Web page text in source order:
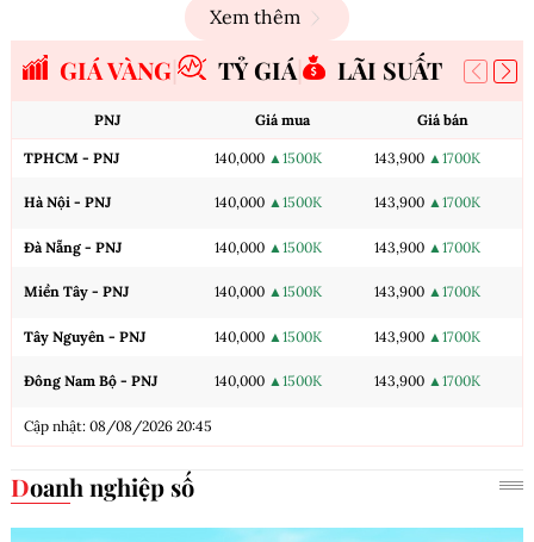
Xem thêm
GIÁ VÀNG TỶ GIÁ LÃI SUẤT
PNJ Giá mua Giá bán
TPHCM - PNJ 140,000 ▲1500K 143,900 ▲1700K
Hà Nội - PNJ 140,000 ▲1500K 143,900 ▲1700K
Đà Nẵng - PNJ 140,000 ▲1500K 143,900 ▲1700K
Miền Tây - PNJ 140,000 ▲1500K 143,900 ▲1700K
Tây Nguyên - PNJ 140,000 ▲1500K 143,900 ▲1700K
Đông Nam Bộ - PNJ 140,000 ▲1500K 143,900 ▲1700K
Cập nhật: 08/08/2026 20:45
Doanh nghiệp số